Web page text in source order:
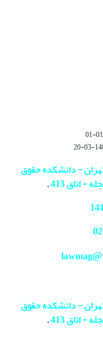
تهران - دانشکده حقوق
.
تهران - دانشکده حقوق
.